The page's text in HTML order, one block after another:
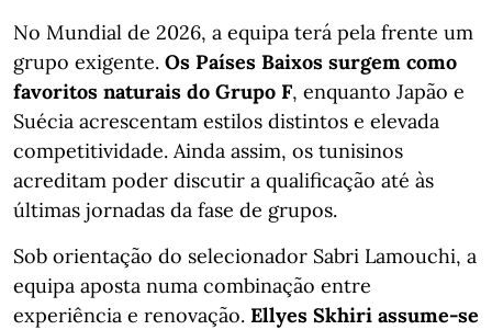
No Mundial de 2026, a equipa terá pela frente um
grupo exigente. Os Países Baixos surgem como
favoritos naturais do Grupo F, enquanto Japão e
Suécia acrescentam estilos distintos e elevada
competitividade. Ainda assim, os tunisinos
acreditam poder discutir a qualificação até às
últimas jornadas da fase de grupos.
Sob orientação do selecionador Sabri Lamouchi, a
equipa aposta numa combinação entre
experiência e renovação. Ellyes Skhiri assume-se